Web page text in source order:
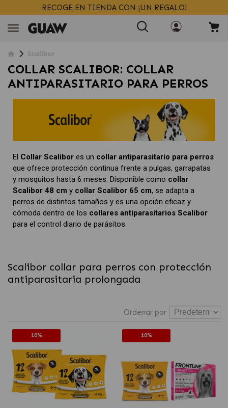
ENVÍOS GRATIS > 39€EN 24/48H+ INFO
Scalibor
COLLAR SCALIBOR: COLLAR
ANTIPARASITARIO PARA PERROS
El Collar Scalibor es un collar antiparasitario para perros
que ofrece protección continua frente a pulgas, garrapatas
y mosquitos hasta 6 meses. Disponible como collar
Scalibor 48 cm y collar Scalibor 65 cm, se adapta a
perros de distintos tamaños y es una opción eficaz y
cómoda dentro de los collares antiparasitarios Scalibor
para el control diario de parásitos.
Scalibor collar para perros con protección
antiparasitaria prolongada
Ordenar por
10% 10%